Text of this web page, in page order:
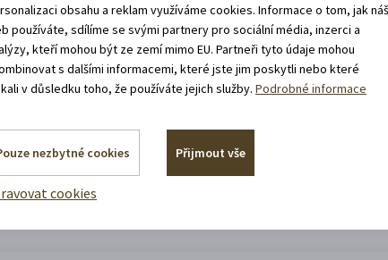
obsahu a reklam využíváme cookies. Informace o tom, jak náš
používáte, sdílíme se svými partnery pro sociální média, inzerci a
kteří mohou být ze zemí mimo EU. Partneři tyto údaje mohou
s dalšími informacemi, které jste jim poskytli nebo které
v důsledku toho, že používáte jejich služby.Podrobné informace
nezbytné cookies Přijmout vše
cookies